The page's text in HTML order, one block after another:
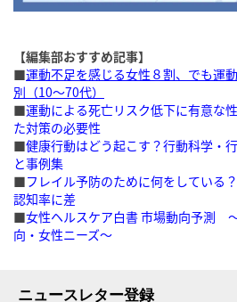
【編集部おすすめ記事】
■運動不足を感じる女性８割、でも運
別（10〜70代）
■運動による死亡リスク低下に有意な
た対策の必要性
■健康行動はどう起こす？行動科学・
と事例集
■フレイル予防のために何をしている
認知率に差
■女性ヘルスケア白書 市場動向予測
向・女性ニーズ〜
ニュースレター登録